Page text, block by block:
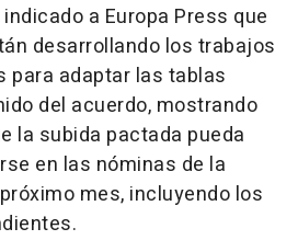
a Europa Press que
desarrollando los trabajos
adaptar las tablas
del acuerdo, mostrando
la subida pactada pueda
en las nóminas de la
mes, incluyendo los